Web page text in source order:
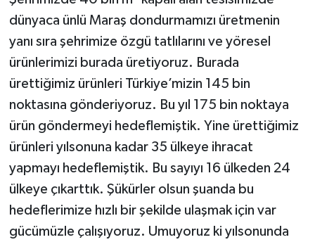
dünyaca ünlü Maraş dondurmamızı üretmenin
yanı sıra şehrimize özgü tatlılarını ve yöresel
ürünlerimizi burada üretiyoruz. Burada
ürettiğimiz ürünleri Türkiye’mizin 145 bin
noktasına gönderiyoruz. Bu yıl 175 bin noktaya
ürün göndermeyi hedeflemiştik. Yine ürettiğimiz
ürünleri yılsonuna kadar 35 ülkeye ihracat
yapmayı hedeflemiştik. Bu sayıyı 16 ülkeden 24
ülkeye çıkarttık. Şükürler olsun şuanda bu
hedeflerimize hızlı bir şekilde ulaşmak için var
gücümüzle çalışıyoruz. Umuyoruz ki yılsonunda
HEDEF2020
OTOMOBİL
MİZAH
TARİH
Genel